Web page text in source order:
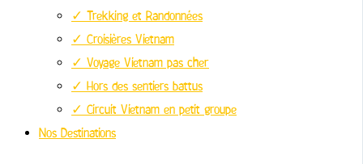
✓ Trekking et Randonnées
✓ Croisières Vietnam
✓ Voyage Vietnam pas cher
✓ Hors des sentiers battus
✓ Circuit Vietnam en petit groupe
Nos Destinations